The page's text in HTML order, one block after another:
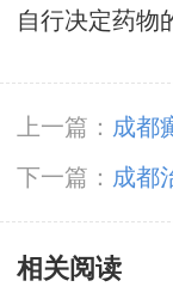
自行决定药物
上一篇： 成都
伟华院长和豆
医学杂志
下一篇： 成都
发作?
相关阅读